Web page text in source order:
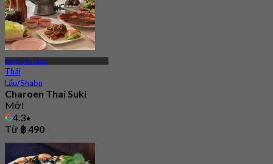
Bang Kho Laem
Thái
Lẩu/Shabu
Charoen Thai Suki
Mới
4.3
Từ ฿ 490